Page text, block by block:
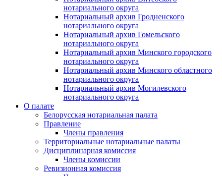
нотариального округа
Нотариальный архив Гродненского
нотариального округа
Нотариальный архив Гомельского
нотариального округа
Нотариальный архив Минского городского
нотариального округа
Нотариальный архив Минского областного
нотариального округа
Нотариальный архив Могилевского
нотариального округа
О палате
Белорусская нотариальная палата
Правление
Члены правления
Территориальные нотариальные палаты
Дисциплинарная комиссия
Члены комиссии
Ревизионная комиссия